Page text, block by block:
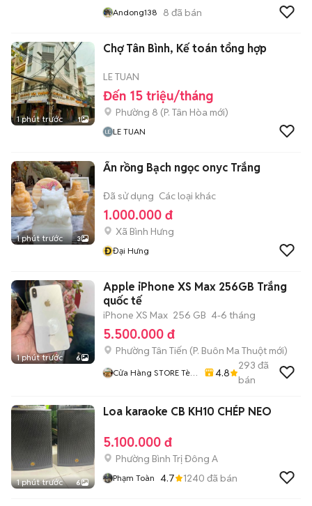
Andong138 8 đã bán
1 phút trước 1
Chợ Tân Bình, Kế toán tổng hợp
LE TUAN
Đến 15 triệu/tháng
Phường 8 (P. Tân Hòa mới)
LE TUAN
1 phút trước 3
Ấn rồng Bạch ngọc onyc Trắng
Đã sử dụng Các loại khác
1.000.000 đ
Xã Bình Hưng
ĐĐại Hưng
1 phút trước 6
Apple iPhone XS Max 256GB Trắng
quốc tế
iPhone XS Max 256 GB 4-6 tháng
5.500.000 đ
Phường Tân Tiến (P. Buôn Ma Thuột mới)
Cửa Hàng STORE Tèo
4.8
293 đã
bán
1 phút trước 6
Loa karaoke CB KH10 CHÉP NEO
5.100.000 đ
Phường Bình Trị Đông A
Phạm Toàn 4.7 1240 đã bán